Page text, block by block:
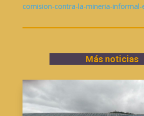
comision-contra-la-mineria-informal-
Más noticias